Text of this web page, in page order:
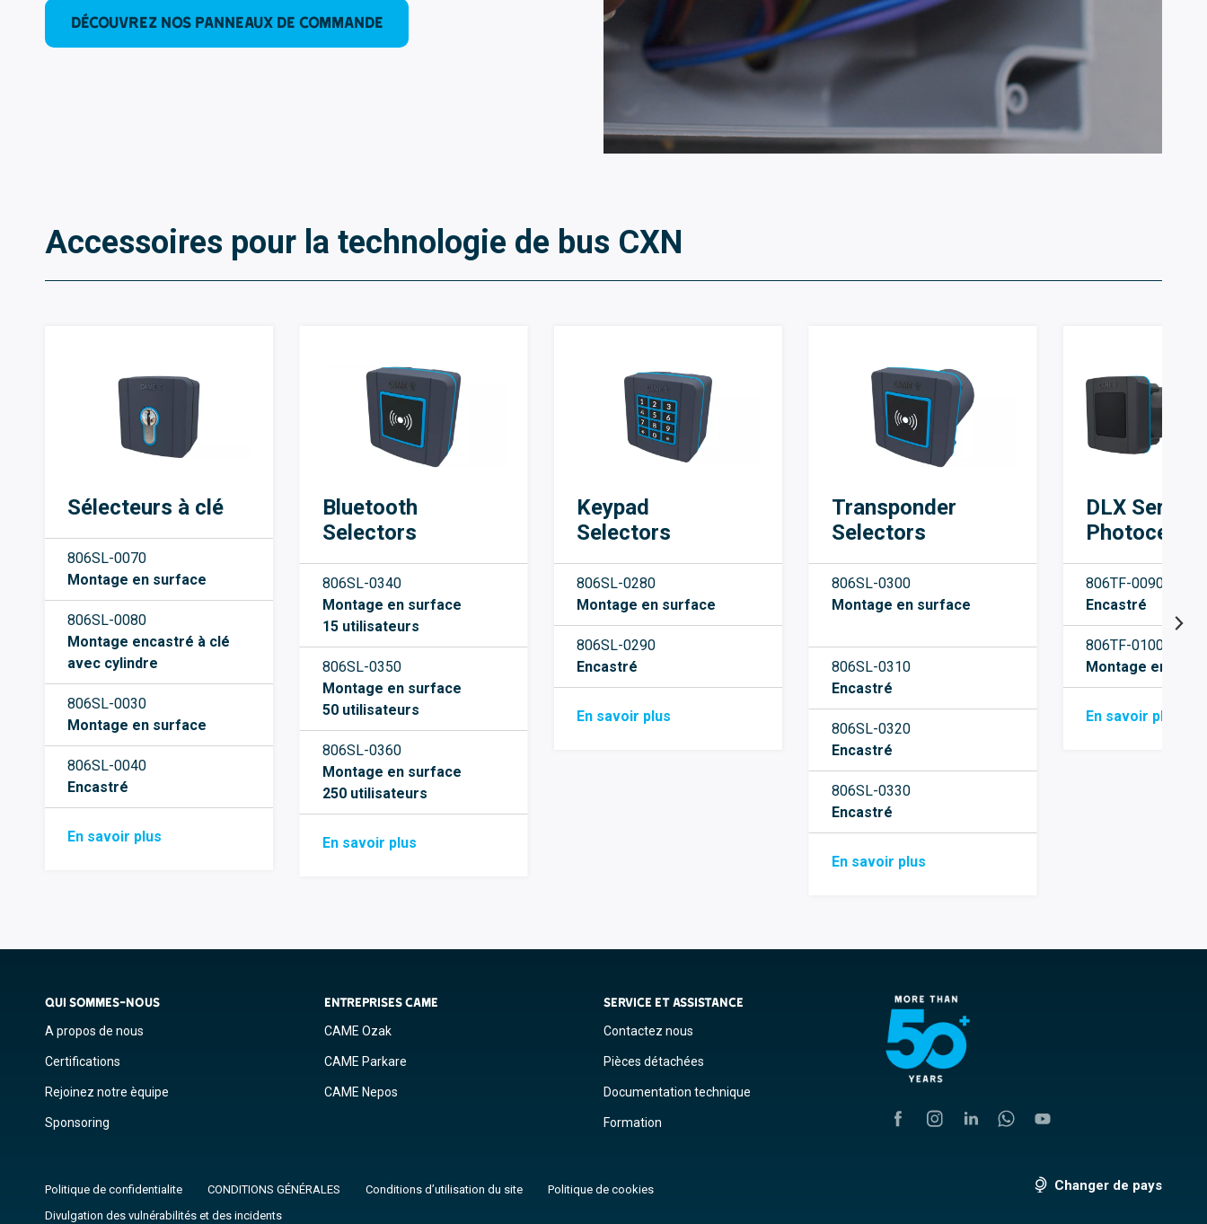
Découvrez nos panneaux de commande
Accessoires pour la technologie de bus CXN
Sélecteurs à clé
806SL-0070
Montage en surface
806SL-0080
Montage encastré à clé
avec cylindre
806SL-0030
Montage en surface
806SL-0040
Encastré
En savoir plus
Bluetooth
Selectors
806SL-0340
Montage en surface
15 utilisateurs
806SL-0350
Montage en surface
50 utilisateurs
806SL-0360
Montage en surface
250 utilisateurs
En savoir plus
Keypad
Selectors
806SL-0280
Montage en surface
806SL-0290
Encastré
En savoir plus
Transponder
Selectors
806SL-0300
Montage en surface
806SL-0310
Encastré
806SL-0320
Encastré
806SL-0330
Encastré
En savoir plus
DLX Series
Photocells
806TF-0090
Encastré
806TF-0100
Montage en
En savoir plus
QUI SOMMES-NOUS
A propos de nous
Certifications
Rejoinez notre èquipe
Sponsoring
ENTREPRISES CAME
CAME Ozak
CAME Parkare
CAME Nepos
SERVICE ET ASSISTANCE
Contactez nous
Pièces détachées
Documentation technique
Formation
Politique de confidentialite CONDITIONS GÉNÉRALES Conditions d’utilisation du site
Politique de cookies
Divulgation des vulnérabilités et des incidents
Changer de pays